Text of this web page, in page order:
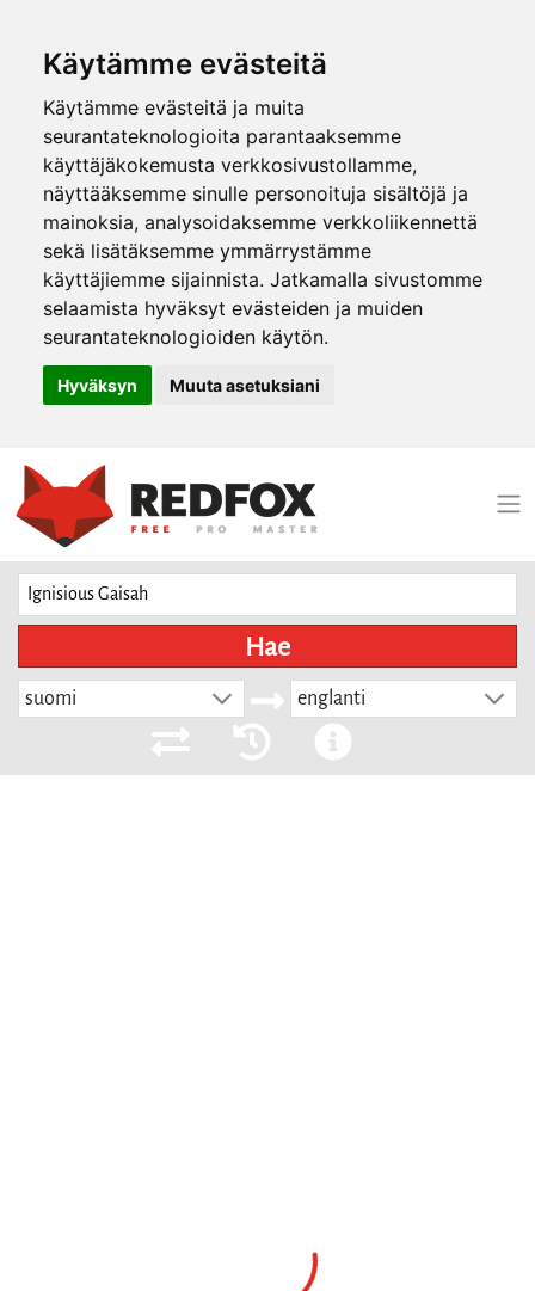
Käytämme evästeitä
Käytämme evästeitä ja muita
seurantateknologioita parantaaksemme
käyttäjäkokemusta verkkosivustollamme,
näyttääksemme sinulle personoituja sisältöjä ja
mainoksia, analysoidaksemme verkkoliikennettä
sekä lisätäksemme ymmärrystämme
käyttäjiemme sijainnista. Jatkamalla sivustomme
selaamista hyväksyt evästeiden ja muiden
seurantateknologioiden käytön.
Hyväksyn Muuta asetuksiani
Hae
suomi englanti